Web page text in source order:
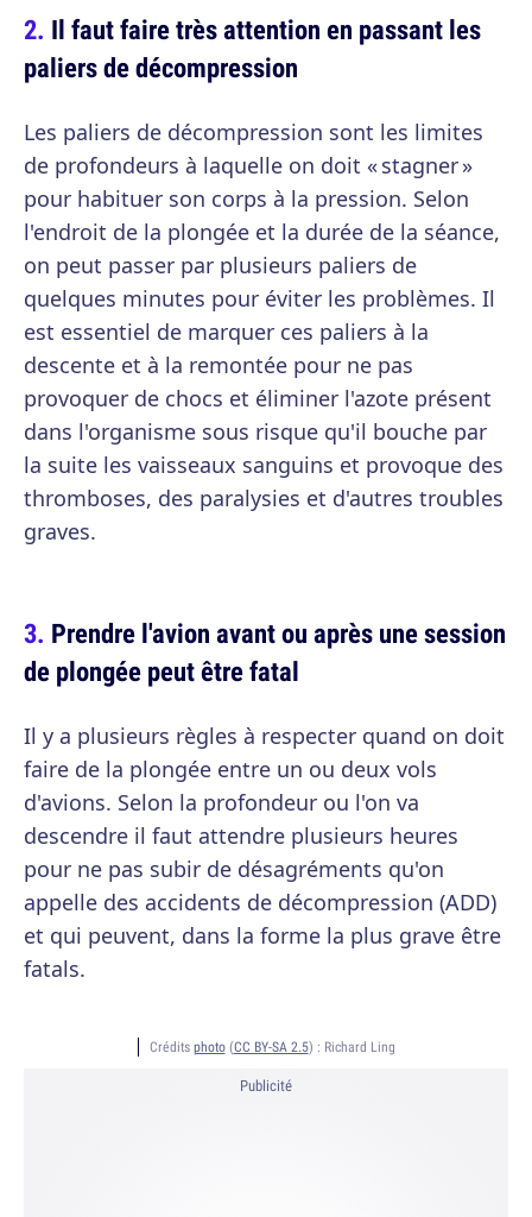
Il faut faire très attention en passant les
paliers de décompression
Les paliers de décompression sont les limites
de profondeurs à laquelle on doit « stagner »
pour habituer son corps à la pression. Selon
l'endroit de la plongée et la durée de la séance,
on peut passer par plusieurs paliers de
quelques minutes pour éviter les problèmes. Il
est essentiel de marquer ces paliers à la
descente et à la remontée pour ne pas
provoquer de chocs et éliminer l'azote présent
dans l'organisme sous risque qu'il bouche par
la suite les vaisseaux sanguins et provoque des
thromboses, des paralysies et d'autres troubles
graves.
Prendre l'avion avant ou après une session
de plongée peut être fatal
Il y a plusieurs règles à respecter quand on doit
faire de la plongée entre un ou deux vols
d'avions. Selon la profondeur ou l'on va
descendre il faut attendre plusieurs heures
pour ne pas subir de désagréments qu'on
appelle des accidents de décompression (ADD)
et qui peuvent, dans la forme la plus grave être
fatals.
Crédits photo(CC BY-SA 2.5) : Richard Ling
Publicité